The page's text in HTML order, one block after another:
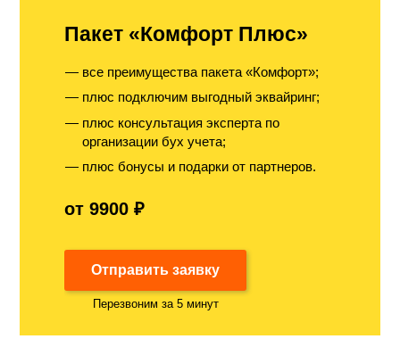
Пакет «Комфорт Плюс»
все преимущества пакета «Комфорт»;
плюс подключим выгодный эквайринг;
плюс консультация эксперта по
организации бух учета;
плюс бонусы и подарки от партнеров.
от 9900 ₽
Отправить заявку
Перезвоним за 5 минут